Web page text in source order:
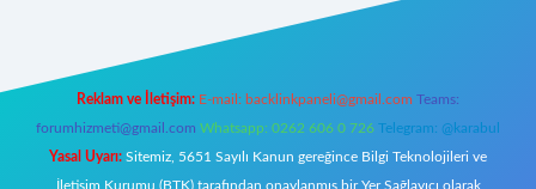
Reklam ve İletişim: E-mail: backlinkpaneli@gmail.com Teams:
forumhizmeti@gmail.com Whatsapp: 0262 606 0 726 Telegram: @karabul
Yasal Uyarı: Sitemiz, 5651 Sayılı Kanun gereğince Bilgi Teknolojileri ve
İletişim Kurumu (BTK) tarafından onaylanmış bir Yer Sağlayıcı olarak